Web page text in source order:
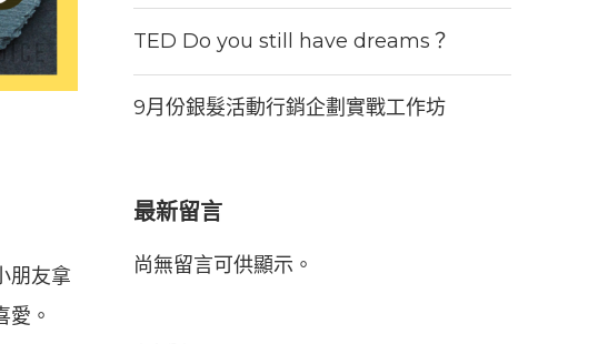
朋友拿
。
TED Do you still have dreams？
9月份銀髮活動行銷企劃實戰工作坊
最新留言
尚無留言可供顯示。